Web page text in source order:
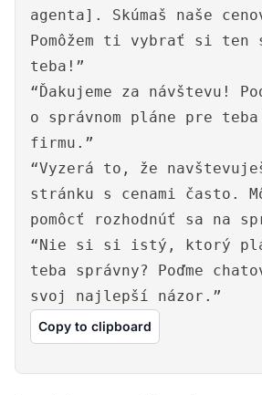
agenta]. Skúmaš naše
Pomôžem ti vybrať si ten
teba!”
“Ďakujeme za návštevu!
o správnom pláne pre
firmu.”
“Vyzerá to, že
stránku s cenami často.
pomôcť rozhodnúť sa na
“Nie si si istý, ktorý
teba správny? Poďme
svoj najlepší názor.”
Copy to clipboard